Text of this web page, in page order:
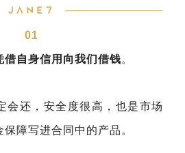
01
借自身信用向我们借钱。
会还，安全度很高，也是市场
保障写进合同中的产品。